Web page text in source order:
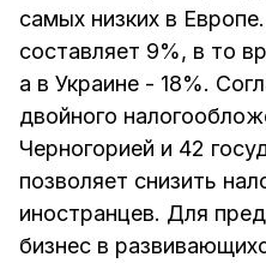
самых низких в
составляет 9%, в то
а в Украине - 18%.
двойного
Черногорией и 42
позволяет снизить
иностранцев. Для
бизнес в